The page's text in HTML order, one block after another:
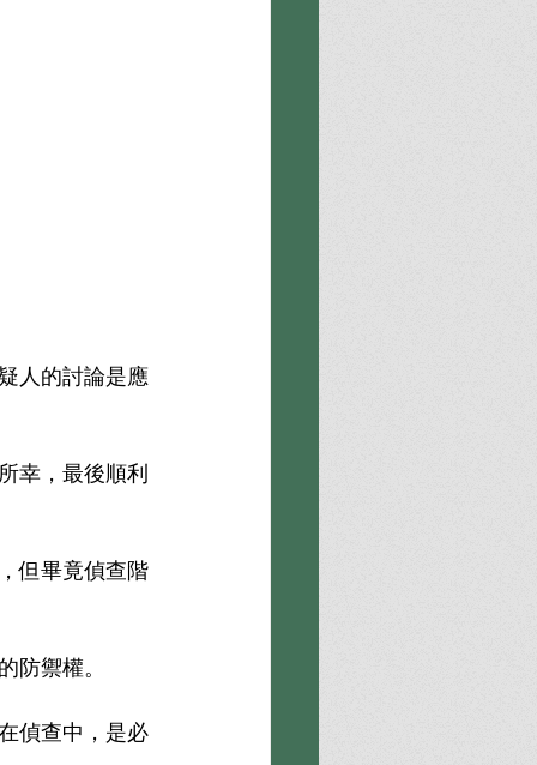
人的討論是應
幸，最後順利
但畢竟偵查階
防禦權。
偵查中，是必